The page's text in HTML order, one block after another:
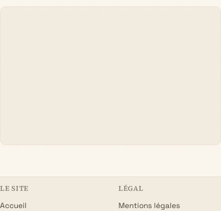
LE SITE
Accueil
LÉGAL
Mentions légales